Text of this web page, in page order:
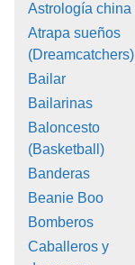
Astrología china
Atrapa sueños
(Dreamcatchers)
Bailar
Bailarinas
Baloncesto
(Basketball)
Banderas
Beanie Boo
Bomberos
Caballeros y